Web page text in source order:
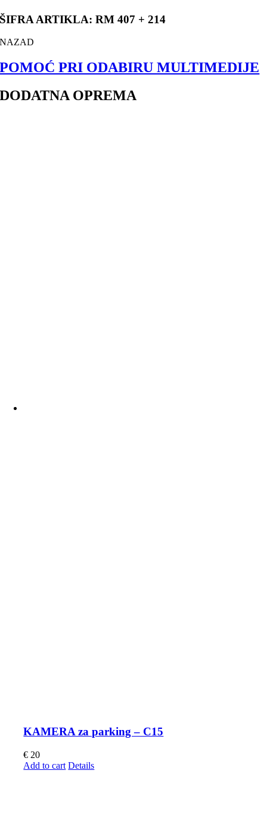
ŠIFRA ARTIKLA: RM 407 + 214
NAZAD
POMOĆ PRI ODABIRU MULTIMEDIJE
DODATNA OPREMA
KAMERA za parking – C15
€ 20
Add to cart Details